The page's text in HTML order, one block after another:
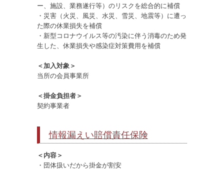
ー、施設、業務遂行等）のリスクを総合的に補償
・災害（火災、風災、水災、雪災、地震等）に遭っ
た際の休業損失を補償
・新型コロナウイルス等の汚染に伴う消毒のため発
生した、休業損失や感染症対策費用を補償
＜加入対象＞
当所の会員事業所
＜掛金負担者＞
契約事業者
情報漏えい賠償責任保険
＜内容＞
・団体扱いだから掛金が割安